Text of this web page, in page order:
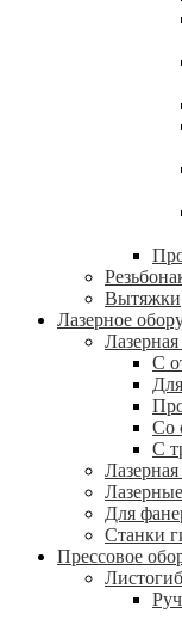
Вытяжки
Лазерное
Лазерная
С
Со
С
Лазерная
Для
Станки
Прессовое